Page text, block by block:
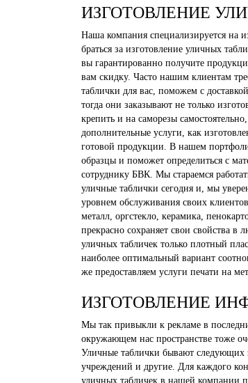
ИЗГОТОВЛЕНИЕ
Наша компания специализируется на
браться за изготовление уличных
вы гарантированно получите
вам скидку. Часто нашим клиентам
таблички для вас, поможем с
тогда они заказывают не только
крепить и на саморезы
дополнительные услуги, как
готовой продукции. В нашем
образцы и поможет определиться с
сотруднику БВК. Мы стараемся
уличные таблички сегодня и, мы
уровнем обслуживания своих
металл, оргстекло, керамика,
прекрасно сохраняет свои свойства
уличных табличек только плотный
наиболее оптимальный вариант
же предоставляем услуги печати на
ИЗГОТОВЛЕНИЕ
Мы так привыкли к рекламе в
окружающем нас пространстве тоже
Уличные таблички бывают следующих
учреждений и другие. Для каждого
уличных табличек в нашей компании